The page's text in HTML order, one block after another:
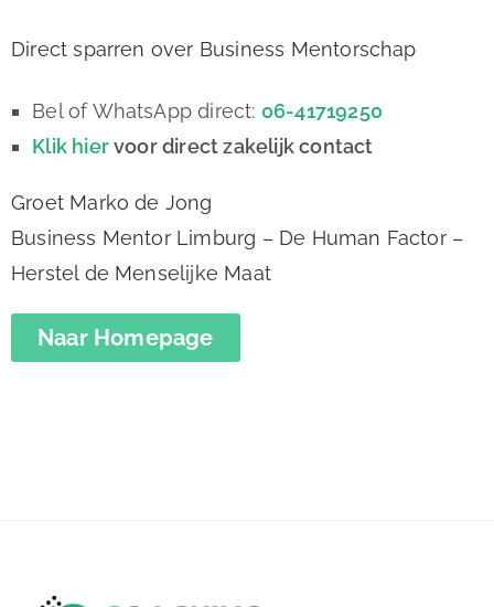
Direct sparren over Business Mentorschap
Bel of WhatsApp direct: 06-41719250
Klik hiervoor direct zakelijk contact
Groet Marko de Jong
Business Mentor Limburg – De Human Factor –
Herstel de Menselijke Maat
Naar Homepage